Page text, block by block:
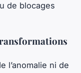
de blocages
l’anomalie ni de